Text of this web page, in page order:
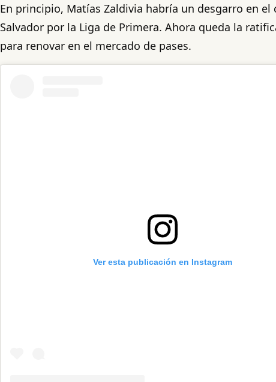
En principio, Matías Zaldivia habría un desgarro en
Salvador por la Liga de Primera. Ahora queda la
para renovar en el mercado de pases.
Ver esta publicación en Instagram